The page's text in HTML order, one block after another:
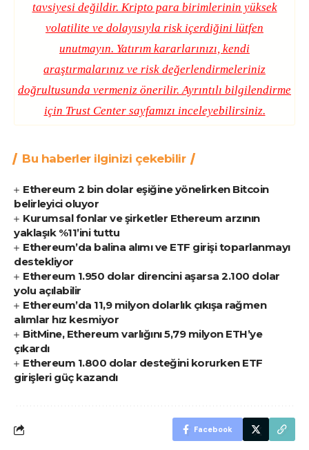
tavsiyesi değildir. Kripto para birimlerinin yüksek
volatilite ve dolayısıyla risk içerdiğini lütfen
unutmayın. Yatırım kararlarınızı, kendi
araştırmalarınız ve risk değerlendirmeleriniz
doğrultusunda vermeniz önerilir. Ayrıntılı bilgilendirme
için Trust Centersayfamızı inceleyebilirsiniz.
Bu haberler ilginizi çekebilir
Ethereum 2 bin dolar eşiğine yönelirken Bitcoin
belirleyici oluyor
Kurumsal fonlar ve şirketler Ethereum arzının
yaklaşık %11’ini tuttu
Ethereum’da balina alımı ve ETF girişi toparlanmayı
destekliyor
Ethereum 1.950 dolar direncini aşarsa 2.100 dolar
yolu açılabilir
Ethereum’da 11,9 milyon dolarlık çıkışa rağmen
alımlar hız kesmiyor
BitMine, Ethereum varlığını 5,79 milyon ETH’ye
çıkardı
Ethereum 1.800 dolar desteğini korurken ETF
girişleri güç kazandı
Facebook